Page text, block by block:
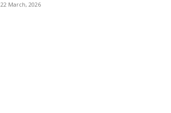
22 March, 2026